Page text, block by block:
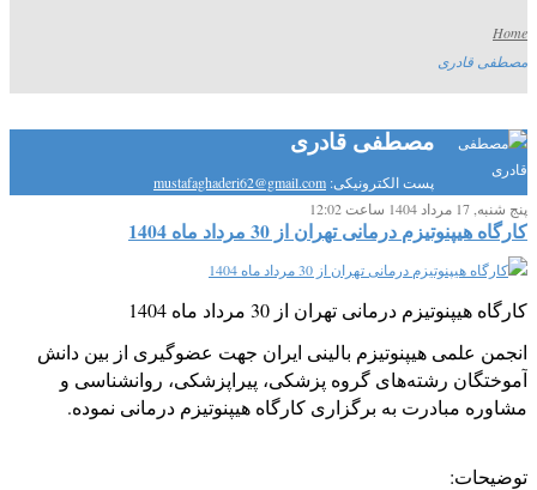
Home
مصطفی قادری
مصطفی قادری
پست الکترونیکی: mustafaghaderi62@gmail.com
پنج شنبه, 17 مرداد 1404 ساعت 12:02
کارگاه هیپنوتیزم درمانی تهران از 30 مرداد ماه 1404
کارگاه هیپنوتیزم درمانی تهران از 30 مرداد ماه 1404
انجمن علمی هیپنوتیزم بالینی ایران جهت عضوگیری از بین دانش
آموختگان رشته‌های گروه پزشکی، پیراپزشکی، روانشناسی و
مشاوره مبادرت به برگزاری کارگاه هیپنوتیزم درمانی نموده.
توضیحات: